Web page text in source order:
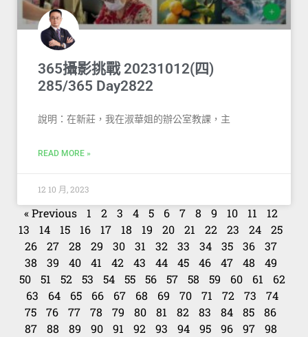
365攝影挑戰 20231012(四)
285/365 Day2822
說明：在新莊，我在淑華姐的辦公室教課，主
READ MORE »
12 10 月, 2023
« Previous 1 2 3 4 5 6 7 8 9 10 11
12
13
14 15 16 17 18 19 20 21 22 23 24
25
26
27 28 29 30 31 32 33 34 35 36
37
38
39 40 41 42 43 44 45 46 47 48
49
50
51 52 53 54 55 56 57 58 59 60 61
62
63
64 65 66 67 68 69 70 71 72 73
74
75
76 77 78 79 80 81 82 83 84 85
86
87
88 89 90 91 92 93 94 95 96 97
98